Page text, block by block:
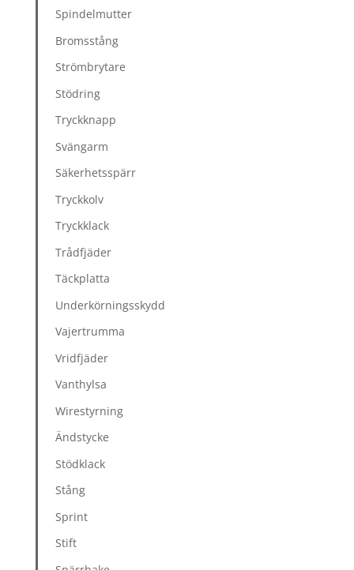
Spindelmutter
Bromsstång
Strömbrytare
Stödring
Tryckknapp
Svängarm
Säkerhetsspärr
Tryckkolv
Tryckklack
Trådfjäder
Täckplatta
Underkörningsskydd
Vajertrumma
Vridfjäder
Vanthylsa
Wirestyrning
Ändstycke
Stödklack
Stång
Sprint
Stift